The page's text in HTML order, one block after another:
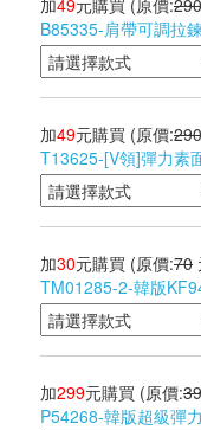
加49元購買 (原價:290
B85335-肩帶可調拉
加49元購買 (原價:290
T13625-[V領]彈力素
加30元購買 (原價:70
TM01285-2-韓版
加299元購買 (原價:
P54268-韓版超級彈